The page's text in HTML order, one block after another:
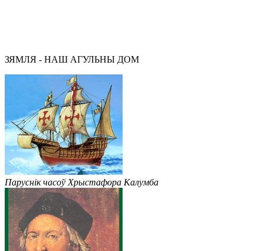
ЗЯМЛЯ - НАШ АГУЛЬНЫ ДОМ
Паруснік часоў Хрыстафора Калумба